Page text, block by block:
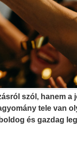
szól, hanem a
tele van
és gazdag